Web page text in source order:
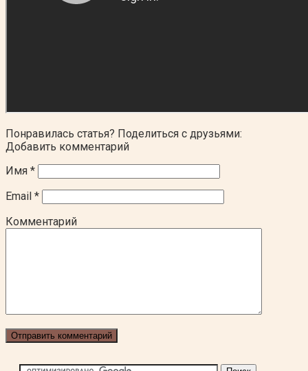
Понравилась статья? Поделиться с друзьями:
Добавить комментарий
Имя *
Email *
Комментарий